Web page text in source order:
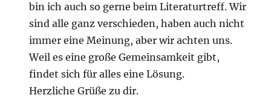
bin ich auch so gerne beim Literaturtreff. Wir
sind alle ganz verschieden, haben auch nicht
immer eine Meinung, aber wir achten uns.
Weil es eine große Gemeinsamkeit gibt,
findet sich für alles eine Lösung.
Herzliche Grüße zu dir.